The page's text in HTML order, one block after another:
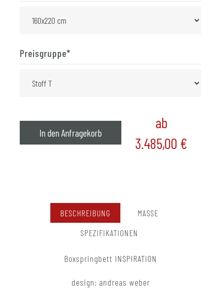
Preisgruppe*
In den Anfragekorb
ab
3.485,00 €
BESCHREIBUNG
MASSE
SPEZIFIKATIONEN
Boxspringbett INSPIRATION
design: andreas weber